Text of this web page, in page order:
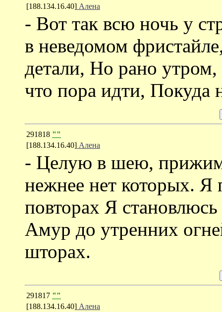
[188.134.16.40] Алена
- Вот так всю ночь у
в неведомом
детали, Но рано
что пора идти, Покуда
291818 ""
[188.134.16.40] Алена
- Целую в шею,
нежнее нет которых. Я
повторах Я
Амур до утренних
шторах.
291817 ""
[188.134.16.40] Алена